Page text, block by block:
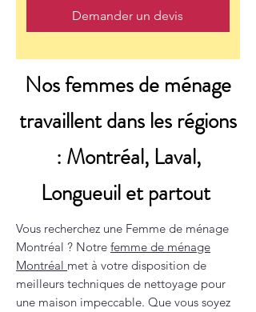
Demander un devis
Nos femmes de ménage
travaillent dans les régions
: Montréal, Laval,
Longueuil et partout
Vous recherchez une Femme de ménage
Montréal ? Notre femme de ménage
Montréal met à votre disposition de
meilleurs techniques de nettoyage pour
une maison impeccable. Que vous soyez